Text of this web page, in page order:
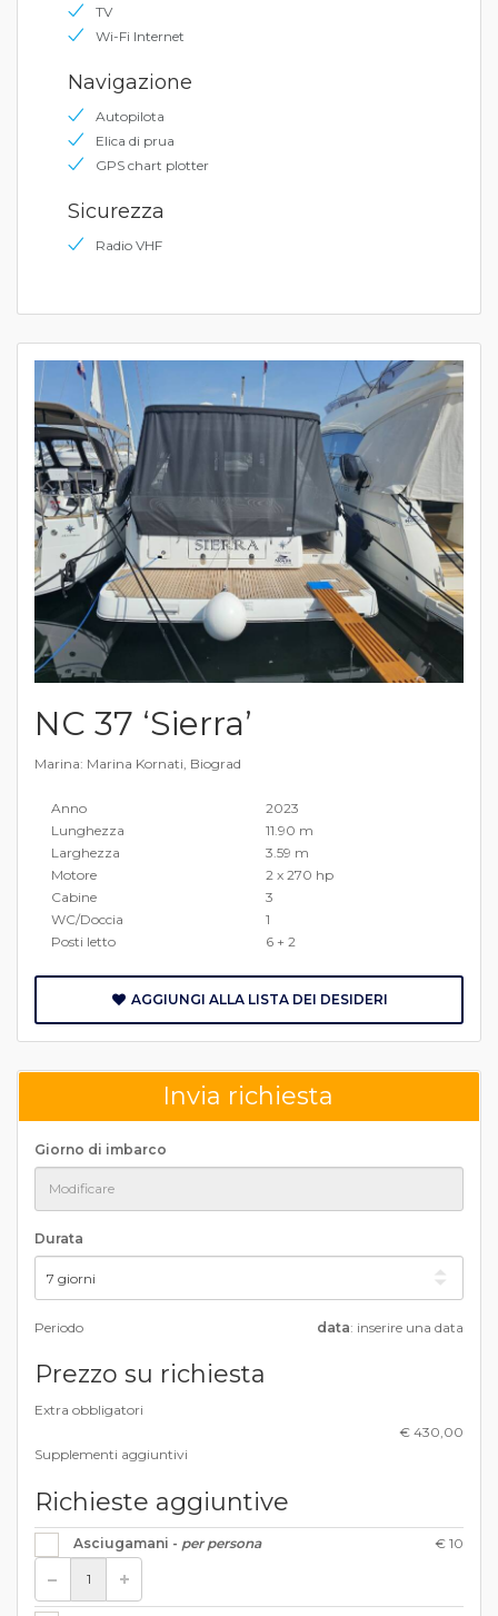
TV
Wi-Fi Internet
Navigazione
Autopilota
Elica di prua
GPS chart plotter
Sicurezza
Radio VHF
NC 37 ‘Sierra’
Marina: Marina Kornati, Biograd
Anno
2023
Lunghezza
11.90 m
Larghezza
3.59 m
Motore
2 x 270 hp
Cabine
3
WC/Doccia
1
Posti letto
6 + 2
AGGIUNGI ALLA LISTA DEI DESIDERI
Invia richiesta
Giorno di imbarco
Durata
Periodo data: inserire una data
Prezzo su richiesta
Extra obbligatori
€ 430,00
Supplementi aggiuntivi
Richieste aggiuntive
Asciugamani - per persona € 10